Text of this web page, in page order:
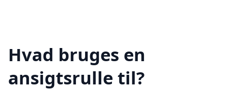
Hvad bruges en
ansigtsrulle til?